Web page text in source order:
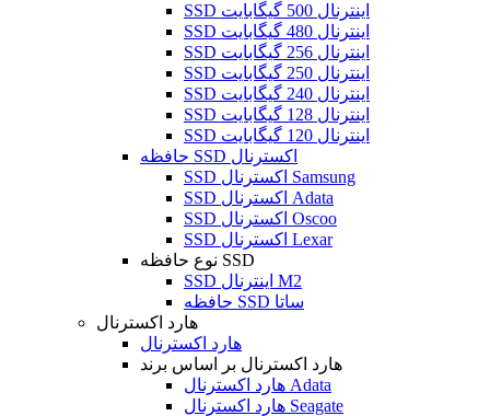
SSD اینترنال 500 گیگابایت
SSD اینترنال 480 گیگابایت
SSD اینترنال 256 گیگابایت
SSD اینترنال 250 گیگابایت
SSD اینترنال 240 گیگابایت
SSD اینترنال 128 گیگابایت
SSD اینترنال 120 گیگابایت
حافظه SSD اکسترنال
SSD اکسترنال Samsung
SSD اکسترنال Adata
SSD اکسترنال Oscoo
SSD اکسترنال Lexar
نوع حافظه SSD
SSD اینترنال M2
حافظه SSD ساتا
هارد اکسترنال
هارد اکسترنال
هارد اکسترنال بر اساس برند
هارد اکسترنال Adata
هارد اکسترنال Seagate